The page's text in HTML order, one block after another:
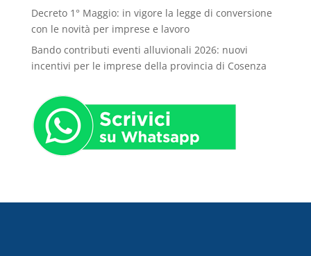
Decreto 1° Maggio: in vigore la legge di conversione
con le novità per imprese e lavoro
Bando contributi eventi alluvionali 2026: nuovi
incentivi per le imprese della provincia di Cosenza